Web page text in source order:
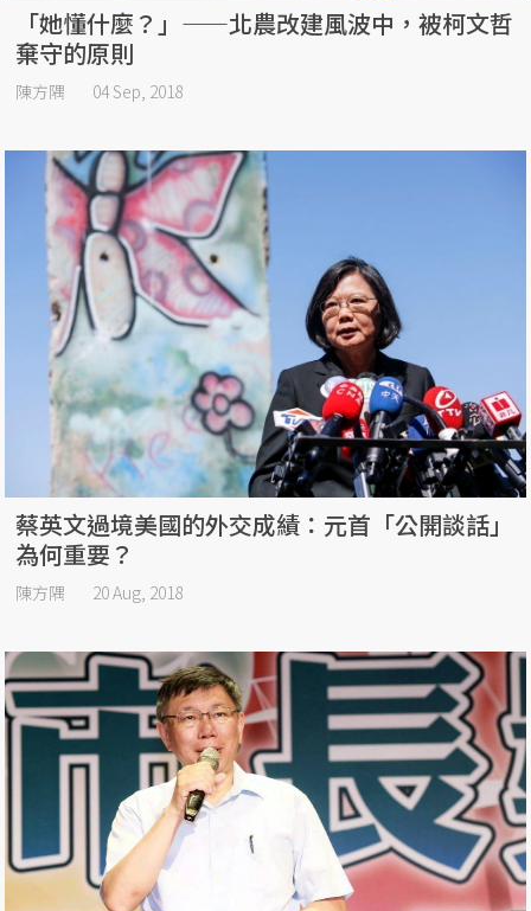
「她懂什麼？」——北農改建風波中，被柯文哲
棄守的原則
陳方隅 04 Sep, 2018
蔡英文過境美國的外交成績：元首「公開談話」
為何重要？
陳方隅 20 Aug, 2018